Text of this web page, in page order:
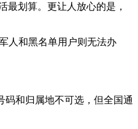
最划算。更让人放心的是，
人和黑名单用户则无法办
和归属地不可选，但全国通